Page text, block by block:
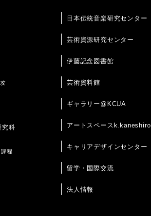
究科
程
日本伝統音楽研究センター
芸術資源研究センター
伊藤記念図書館
芸術資料館
ギャラリー@KCUA
アートスペースk.kaneshiro
キャリアデザインセンター
留学・国際交流
法人情報